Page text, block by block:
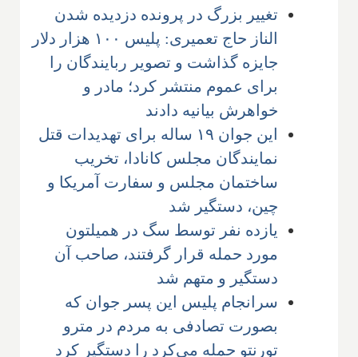
تغییر بزرگ در پرونده دزدیده شدن
الناز حاج تعمیری: پلیس ۱۰۰ هزار دلار
جایزه گذاشت و تصویر ربایندگان را
برای عموم منتشر کرد؛ مادر و
خواهرش بیانیه دادند
این جوان ۱۹ ساله برای تهدیدات قتل
نمایندگان مجلس کانادا، تخریب
ساختمان مجلس و سفارت آمریکا و
چین، دستگیر شد
یازده نفر توسط سگ در همیلتون
مورد حمله قرار گرفتند، صاحب آن
دستگیر و متهم شد
سرانجام پلیس این پسر جوان که
بصورت تصادفی به مردم در مترو
تورنتو حمله می‌کرد را دستگیر کرد